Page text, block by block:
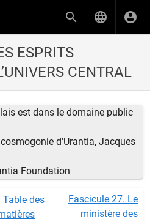
ESPRITS
CENTRAL
est dans le domaine public
d'Urantia, Jacques
Foundation
Table des
Fascicule 27. Le
ministère des